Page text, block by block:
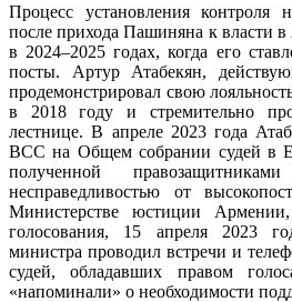
Процесс установления контроля
после прихода Пашиняна к власти в
в 2024–2025 годах, когда его
посты. Артур Атабекян,
продемонстрировал свою
в 2018 году и стремительно
лестнице. В апреле 2023 года
ВСС на Общем собрании судей в
полученной
несправедливостью от
Министерстве юстиции
голосования, 15 апреля 2023
министра проводил встречи и
судей, обладавших правом
«напоминали» о необходимости